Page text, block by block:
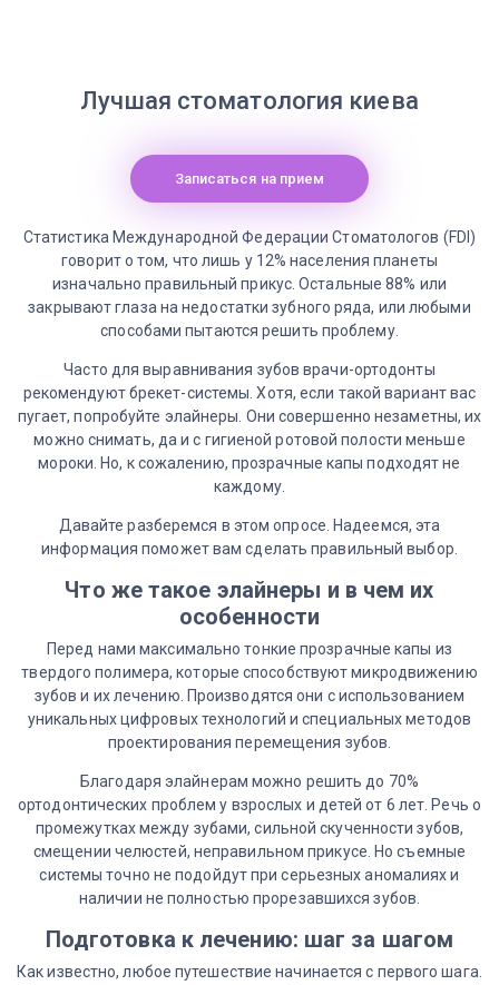
Лучшая стоматология киева
Записаться на прием
Статистика Международной Федерации Стоматологов (FDI)
говорит о том, что лишь у 12% населения планеты
изначально правильный прикус. Остальные 88% или
закрывают глаза на недостатки зубного ряда, или любыми
способами пытаются решить проблему.
Часто для выравнивания зубов врачи-ортодонты
рекомендуют брекет-системы. Хотя, если такой вариант вас
пугает, попробуйте элайнеры. Они совершенно незаметны, их
можно снимать, да и с гигиеной ротовой полости меньше
мороки. Но, к сожалению, прозрачные капы подходят не
каждому.
Давайте разберемся в этом опросе. Надеемся, эта
информация поможет вам сделать правильный выбор.
Что же такое элайнеры и в чем их
особенности
Перед нами максимально тонкие прозрачные капы из
твердого полимера, которые способствуют микродвижению
зубов и их лечению. Производятся они с использованием
уникальных цифровых технологий и специальных методов
проектирования перемещения зубов.
Благодаря элайнерам можно решить до 70%
ортодонтических проблем у взрослых и детей от 6 лет. Речь о
промежутках между зубами, сильной скученности зубов,
смещении челюстей, неправильном прикусе. Но съемные
системы точно не подойдут при серьезных аномалиях и
наличии не полностью прорезавшихся зубов.
Подготовка к лечению: шаг за шагом
Как известно, любое путешествие начинается с первого шага.